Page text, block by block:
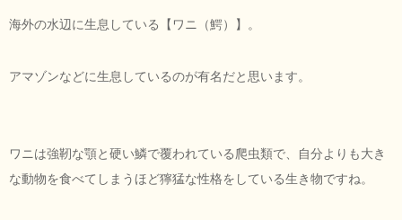
海外の水辺に生息している【ワニ（鰐）】。
アマゾンなどに生息しているのが有名だと思います。
ワニは強靭な顎と硬い鱗で覆われている爬虫類で、自分よりも大き
な動物を食べてしまうほど獰猛な性格をしている生き物ですね。